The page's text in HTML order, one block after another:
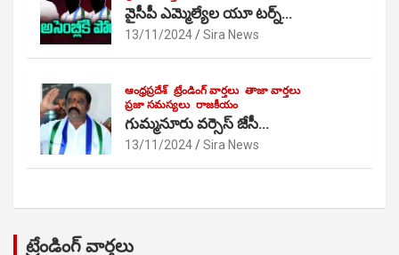
వైసీపీ ఎమ్మెల్యేల యూ టర్న్…
13/11/2024 Sira News
ఆంధ్రప్రదేశ్ ట్రేండింగ్ వార్తలు తాజా వార్తలు
ప్రజా సమస్యలు రాజకీయం
గుమ్మనూరు వర్సెస్ జేసీ…
13/11/2024 Sira News
ట్రేండింగ్ వార్తలు